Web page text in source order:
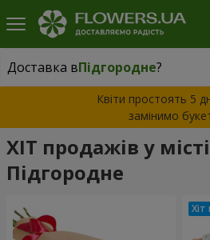
Доставка вПідгородне?
Доставка вПідгородне|
Квіти простоять 5
замінимо
ХІТ продажів у місті
Підгородне